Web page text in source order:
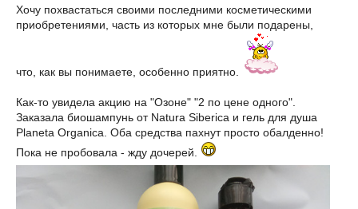
Хочу похвастаться своими последними косметическими
приобретениями, часть из которых мне были подарены,
что, как вы понимаете, особенно приятно.
Как-то увидела акцию на "Озоне" "2 по цене одного".
Заказала биошампунь от Natura Siberica и гель для душа
Planeta Organica. Оба средства пахнут просто обалденно!
Пока не пробовала - жду дочерей.